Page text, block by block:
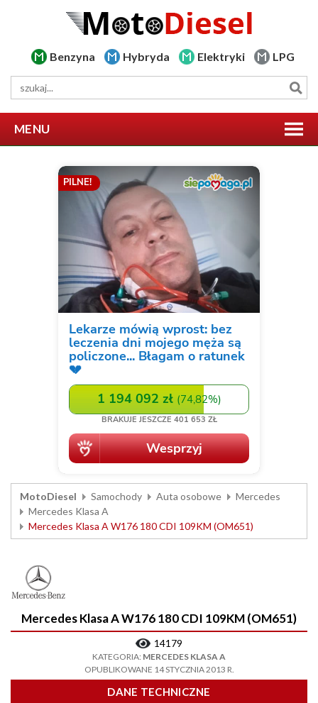
Benzyna Hybryda Elektryki LPG
MENU
MotoDiesel Samochody Auta osobowe
Mercedes
Mercedes Klasa A
Mercedes Klasa A W176 180 CDI 109KM (OM651)
Mercedes Klasa A W176 180 CDI 109KM (OM651)
14179
KATEGORIA: MERCEDES KLASA A
OPUBLIKOWANE 14 STYCZNIA 2013 R.
DANE TECHNICZNE